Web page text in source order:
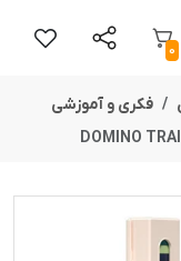
0
فکری و آموزشی